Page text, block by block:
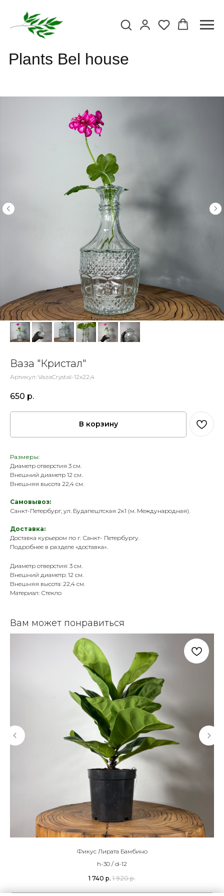
Plants Bel house
Ваза "Кристал"
Артикул: VazaCrystal-12x22,4
650 р.
В корзину
Размеры:
Диаметр отверстия 3 см.
Внешний диаметр 12 см.
Внешняя высота 22,4 см.
Самовывоз:
Санкт-Петербург, ул. Будапештская 2к1 (м. Международная).
Доставка:
Доставка курьером по г. Санкт- Петербургу.
Подробнее в разделе «доставка».
Диаметр отверстия: 3 см.
Внешний диаметр: 12 см.
Внешняя высота: 22,4 см.
Материал: Стекло
Вам может понравиться
Фикус Лирата Бамбино
h-30 / d-12
1 740 р. 1 920 р.